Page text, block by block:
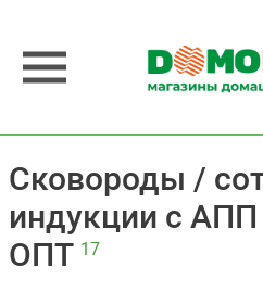
Сковороды /
индукции с
ОПТ 17